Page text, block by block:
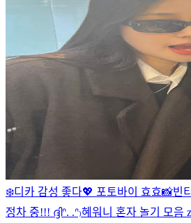
❄️디카 감성 좋다💖 포토바이 효효📸빈
정차 중!!! ദ്ദിᐢ. .ᐢ₎혜워니 혼자 놀기 모음